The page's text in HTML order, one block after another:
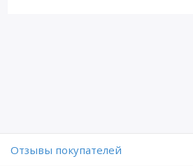
Отзывы покупателей